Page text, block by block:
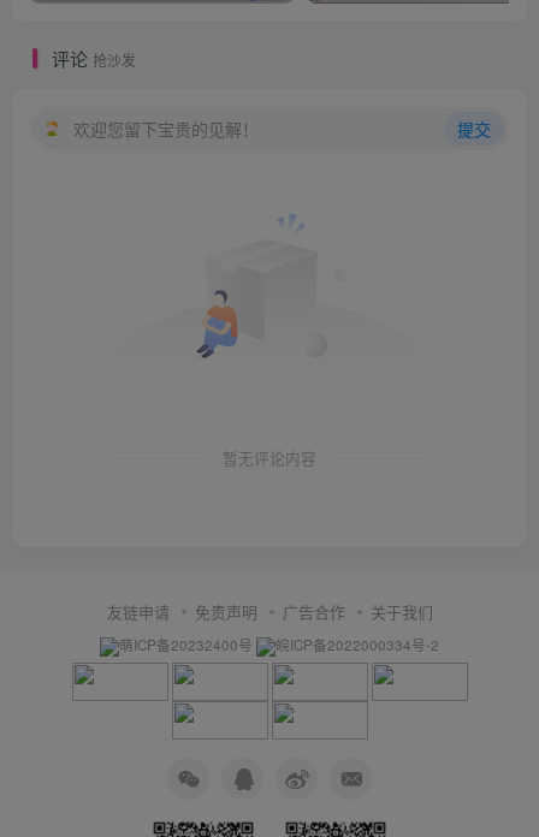
评论 抢沙发
欢迎您留下宝贵的见解！ 提交
暂无评论内容
友链申请 免责声明 广告合作 关于我们
萌ICP备20232400号 皖ICP备2022000334号-2